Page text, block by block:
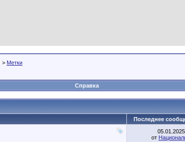
> Метки
Справка
Последнее
05.01.2025
от